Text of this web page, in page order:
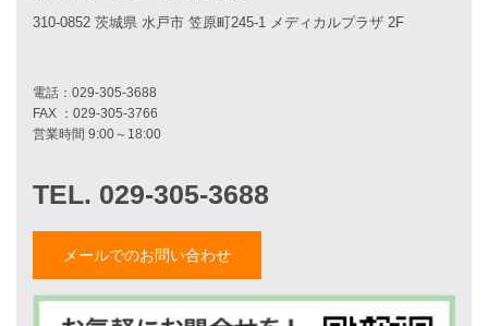
家づくりへの想い
お知らせ・イベント情報
ブログ一覧
斎藤亮のブログ
小薬淳一のブログ
山形隆のブログ
仲内渉のブログ
310-0852 茨城県 水戸市 笠原町245-1 メディカルプラザ 2F
メールでのお問い合わせ